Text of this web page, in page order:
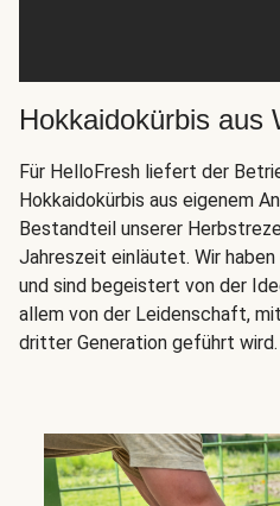
Hokkaidokürbis aus
Für HelloFresh liefert der
Hokkaidokürbis aus eigenem
Bestandteil unserer
Jahreszeit einläutet. Wir
und sind begeistert von der
allem von der Leidenschaft,
dritter Generation geführt wird.